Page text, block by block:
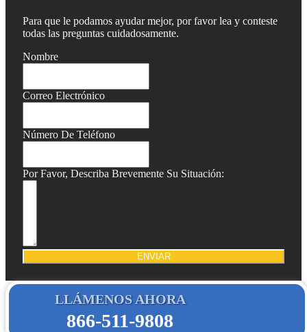
Para que le podamos ayudar mejor, por favor lea y conteste
todas las preguntas cuidadosamente.
Nombre
Correo Electrónico
Número De Teléfono
Por Favor, Describa Brevemente Su Situación:
ENVIAR
LLÁMENOS AHORA
866-511-9808